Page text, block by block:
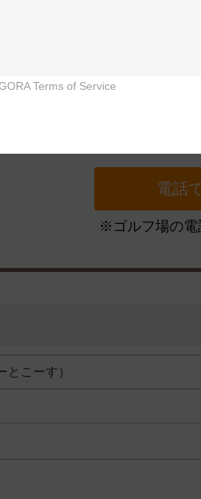
※ゴルフ場の電
こーす）
or warnings)
Terms of Service